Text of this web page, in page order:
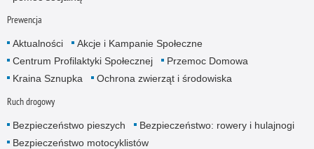
Prewencja
Aktualności
Akcje i Kampanie Społeczne
Centrum Profilaktyki Społecznej
Przemoc Domowa
Kraina Sznupka
Ochrona zwierząt i środowiska
Ruch drogowy
Bezpieczeństwo pieszych
Bezpieczeństwo: rowery i hulajnogi
Bezpieczeństwo motocyklistów